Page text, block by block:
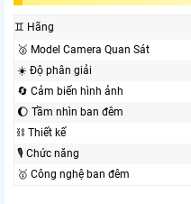
♊ Hãng
️🥈 Model Camera Quan Sát
☀️ Độ phân giải
🔄 Cảm biến hình ảnh
🌔 Tầm nhìn ban đêm
⛓ Thiết kế
🎙 Chức năng
🥇️ Công nghệ ban đêm